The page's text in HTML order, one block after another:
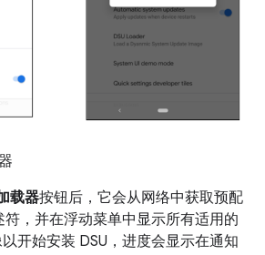
载器按钮后，它会从网络中获取预配
符，并在浮动菜单中显示所有适用的
开始安装 DSU，进度会显示在通知